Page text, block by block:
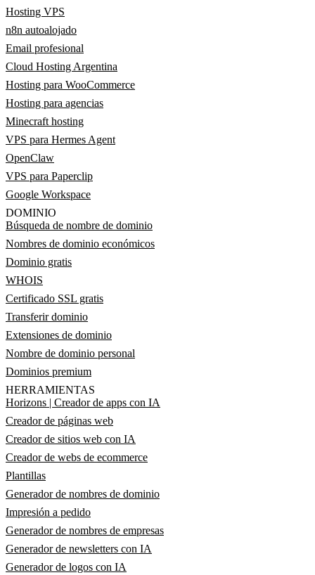
Hosting VPS
n8n autoalojado
Email profesional
Cloud Hosting Argentina
Hosting para WooCommerce
Hosting para agencias
Minecraft hosting
VPS para Hermes Agent
OpenClaw
VPS para Paperclip
Google Workspace
DOMINIO
Búsqueda de nombre de dominio
Nombres de dominio económicos
Dominio gratis
WHOIS
Certificado SSL gratis
Transferir dominio
Extensiones de dominio
Nombre de dominio personal
Dominios premium
HERRAMIENTAS
Horizons | Creador de apps con IA
Creador de páginas web
Creador de sitios web con IA
Creador de webs de ecommerce
Plantillas
Generador de nombres de dominio
Impresión a pedido
Generador de nombres de empresas
Generador de newsletters con IA
Generador de logos con IA